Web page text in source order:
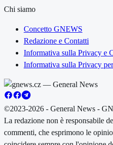
Chi siamo
Concetto GNEWS
Redazione e Contatti
Informativa sulla Privacy e
Informativa sulla Privacy
©2023-2026 - General News -
La redazione non è responsabile
commenti, che esprimono le